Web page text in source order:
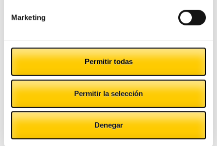
Marketing
Permitir todas
Permitir la selección
Denegar
Tecnología
Tranquilidad
Tags